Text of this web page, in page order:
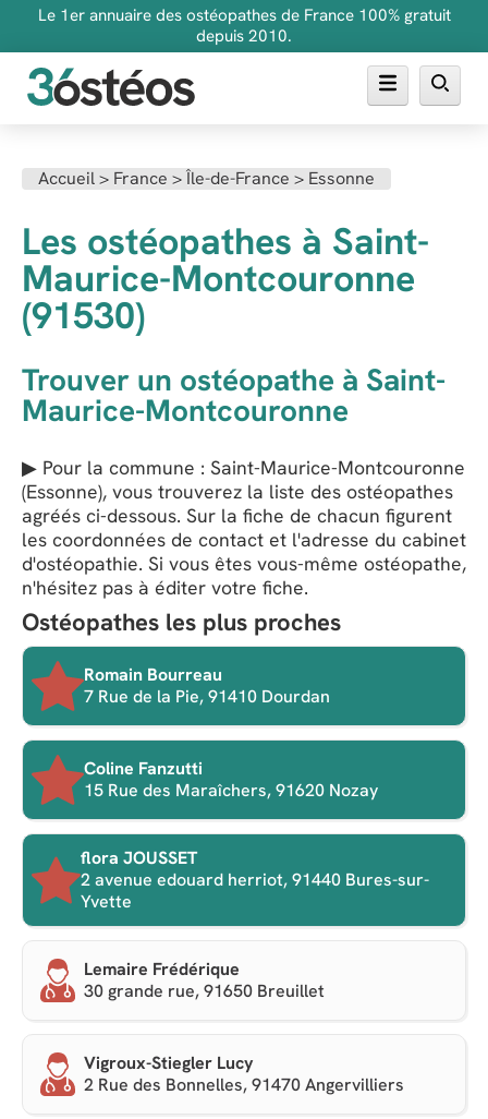
Le 1er annuaire des ostéopathes de France 100% gratuit
depuis 2010.
Inscrire son cabinet
Accueil> France >Île-de-France > Essonne
Les ostéopathes à Saint-
Maurice-Montcouronne
(91530)
Trouver un ostéopathe à Saint-
Maurice-Montcouronne
▶ Pour la commune : Saint-Maurice-Montcouronne
(Essonne), vous trouverez la liste des ostéopathes
agréés ci-dessous. Sur la fiche de chacun figurent
les coordonnées de contact et l'adresse du cabinet
d'ostéopathie. Si vous êtes vous-même ostéopathe,
n'hésitez pas à éditer votre fiche.
Ostéopathes les plus proches
Romain Bourreau
7 Rue de la Pie, 91410 Dourdan
Coline Fanzutti
15 Rue des Maraîchers, 91620 Nozay
flora JOUSSET
2 avenue edouard herriot, 91440 Bures-sur-
Yvette
Lemaire Frédérique
30 grande rue, 91650 Breuillet
Vigroux-Stiegler Lucy
2 Rue des Bonnelles, 91470 Angervilliers